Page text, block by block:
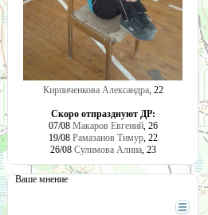
Кирпиченкова Александра, 22
Скоро отпразднуют ДР:
07/08 Макаров Евгений, 26
19/08 Рамазанов Тимур, 22
26/08 Сулимова Алина, 23
Ваше мнение